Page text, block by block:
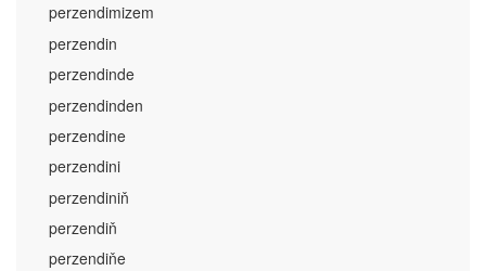
perzendimizem
perzendin
perzendinde
perzendinden
perzendine
perzendini
perzendiniň
perzendiň
perzendiňe